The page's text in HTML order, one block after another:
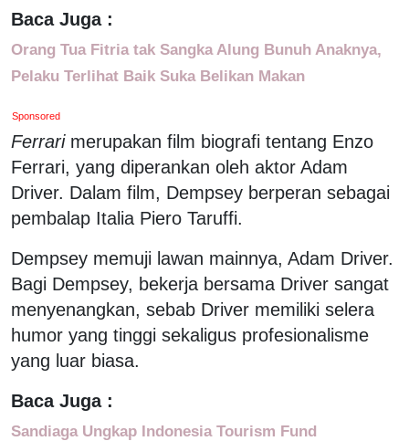
Baca Juga :
Orang Tua Fitria tak Sangka Alung Bunuh Anaknya,
Pelaku Terlihat Baik Suka Belikan Makan
Sponsored
Ferrarimerupakan film biografi tentang Enzo
Ferrari, yang diperankan oleh aktor Adam
Driver. Dalam film, Dempsey berperan sebagai
pembalap Italia Piero Taruffi.
Dempsey memuji lawan mainnya, Adam Driver.
Bagi Dempsey, bekerja bersama Driver sangat
menyenangkan, sebab Driver memiliki selera
humor yang tinggi sekaligus profesionalisme
yang luar biasa.
Baca Juga :
Sandiaga Ungkap Indonesia Tourism Fund